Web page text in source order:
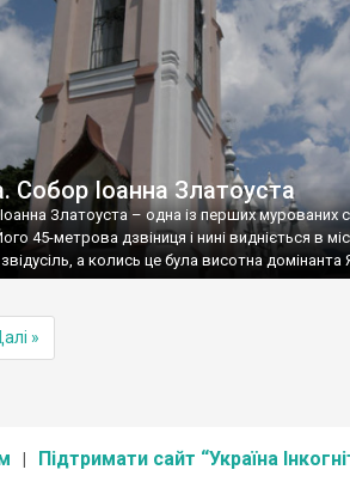
Собор Іоанна Златоуста
Златоуста – одна із перших мурованих
45-метрова дзвіниця і нині видніється в
а колись це була висотна домінанта
»
Підтримати сайт “Україна